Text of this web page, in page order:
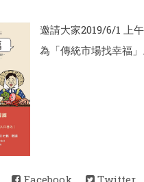
邀請大家2019/6/1 上
為「傳統市場找幸福」